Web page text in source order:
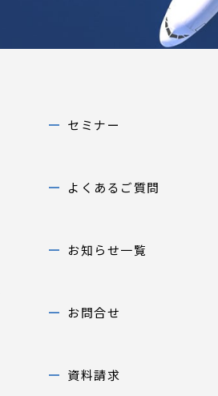
セミナー
よくあるご質問
お知らせ一覧
お問合せ
資料請求